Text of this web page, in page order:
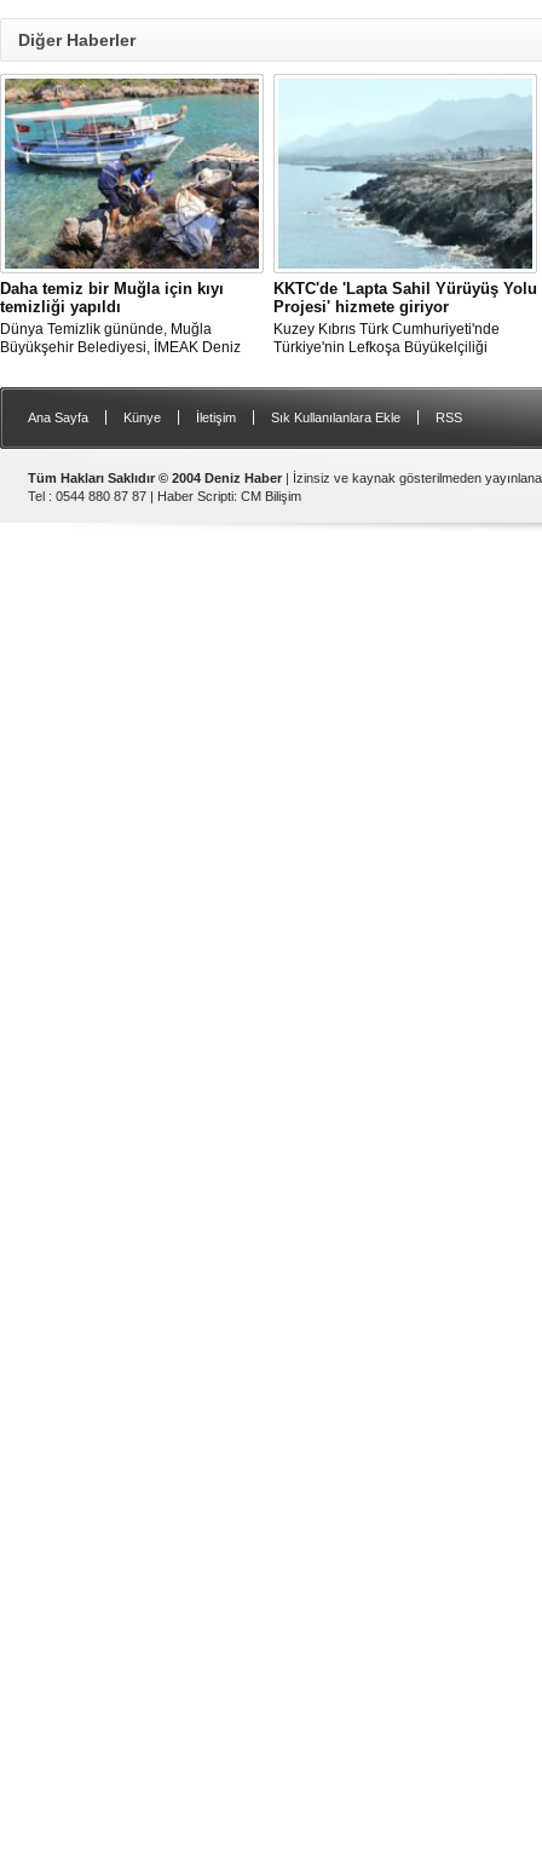
Diğer Haberler
Daha temiz bir Muğla için kıyı
temizliği yapıldı
Dünya Temizlik gününde, Muğla
Büyükşehir Belediyesi, İMEAK Deniz
Temiz Derneği (TURMEPA) Marmaris iş
yapıldı.
KKTC'de 'Lapta Sahil Yürüyüş Yolu
Projesi' hizmete giriyor
Kuzey Kıbrıs Türk Cumhuriyeti'nde
Türkiye'nin Lefkoşa Büyükelçiliği
tamamlanan "Lapta Sahil Yürüyüş Yolu
Ana Sayfa Künye İletişim Sık Kullanılanlara Ekle RSS
Tüm Hakları Saklıdır © 2004 Deniz Haber | İzinsiz ve kaynak gösterilmeden
Tel : 0544 880 87 87 | Haber Scripti: CM Bilişim